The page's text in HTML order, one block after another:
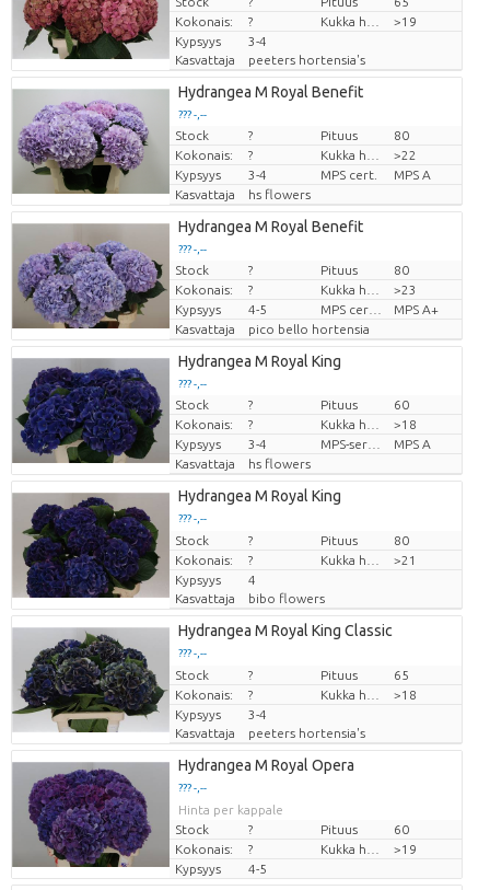
Kokonais:
?
>19
Kypsyys
3-4
Kasvattaja
peeters hortensia's
Hydrangea M Royal Benefit
??? -,--
Hinta per kappale
Stock ? Pituus
80
Kokonais:
?
>22
Kypsyys
3-4 MPS cert.
MPS A
Kasvattaja
hs flowers
Hydrangea M Royal Benefit
??? -,--
Hinta per kappale
Stock ? Pituus
80
Kokonais:
?
>23
Kypsyys
4-5
MPS A+
Kasvattaja
pico bello hortensia
Hydrangea M Royal King
??? -,--
Hinta per kappale
Stock ? Pituus
60
Kokonais:
?
>18
Kypsyys
3-4
MPS A
Kasvattaja
hs flowers
Hydrangea M Royal King
??? -,--
Hinta per kappale
Stock ? Pituus
80
Kokonais:
?
>21
Kypsyys
4
Kasvattaja
bibo flowers
Hydrangea M Royal King Classic
??? -,--
Hinta per kappale
Stock ? Pituus
65
Kokonais:
?
>18
Kypsyys
3-4
Kasvattaja
peeters hortensia's
Hydrangea M Royal Opera
??? -,--
Hinta per kappale
Stock
? Pituus
60
Kokonais:
?
>19
Kypsyys
4-5